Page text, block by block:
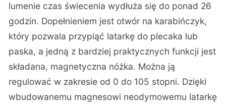
lumenie czas świecenia wydłuża się do ponad 26
godzin. Dopełnieniem jest otwór na karabińczyk,
który pozwala przypiąć latarkę do plecaka lub
paska, a jedną z bardziej praktycznych funkcji jest
składana, magnetyczna nóżka. Można ją
regulować w zakresie od 0 do 105 stopni. Dzięki
wbudowanemu magnesowi neodymowemu latarkę